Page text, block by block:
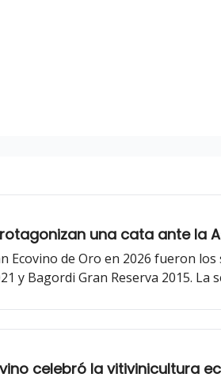
una cata ante la
Ecovino de Oro en 2026 fueron
y Bagordi Gran Reserva 2015.
celebró la vitivinicultura